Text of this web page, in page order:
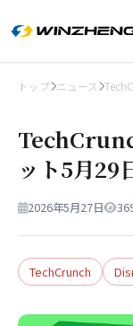
トップ ニュース
ット5月29
2026年5月27日
TechCrunch